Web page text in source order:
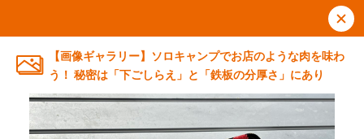
【画像ギャラリー】ソロキャンプでお店のような肉を味わ
う！ 秘密は「下ごしらえ」と「鉄板の分厚さ」にあり